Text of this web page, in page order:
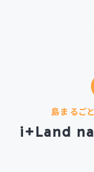
島まるご
i+Land